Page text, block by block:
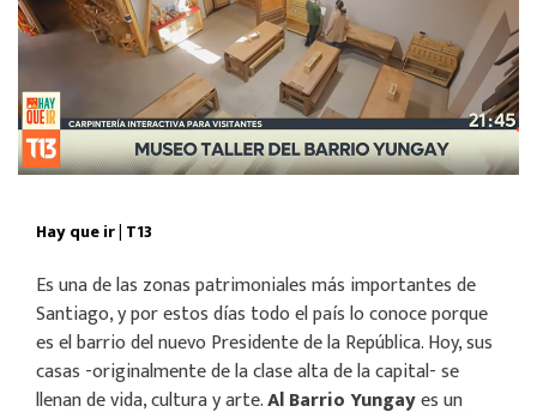
Hay que ir | T13
Es una de las zonas patrimoniales más importantes de
Santiago, y por estos días todo el país lo conoce porque
es el barrio del nuevo Presidente de la República. Hoy, sus
casas -originalmente de la clase alta de la capital- se
llenan de vida, cultura y arte.Al Barrio Yungayes un